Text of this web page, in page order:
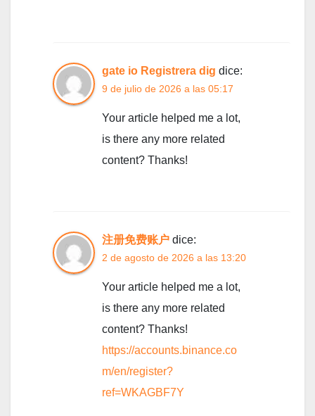
gate io Registrera dig dice:
9 de julio de 2026 a las 05:17
Your article helped me a lot,
is there any more related
content? Thanks!
注册免费账户 dice:
2 de agosto de 2026 a las 13:20
Your article helped me a lot,
is there any more related
content? Thanks!
https://accounts.binance.co
m/en/register?
ref=WKAGBF7Y